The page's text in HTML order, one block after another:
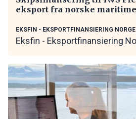
eksport fra norske
EKSFIN - EKSPORTFINANSIERING NORGE
Eksfin - Eksportfinansiering